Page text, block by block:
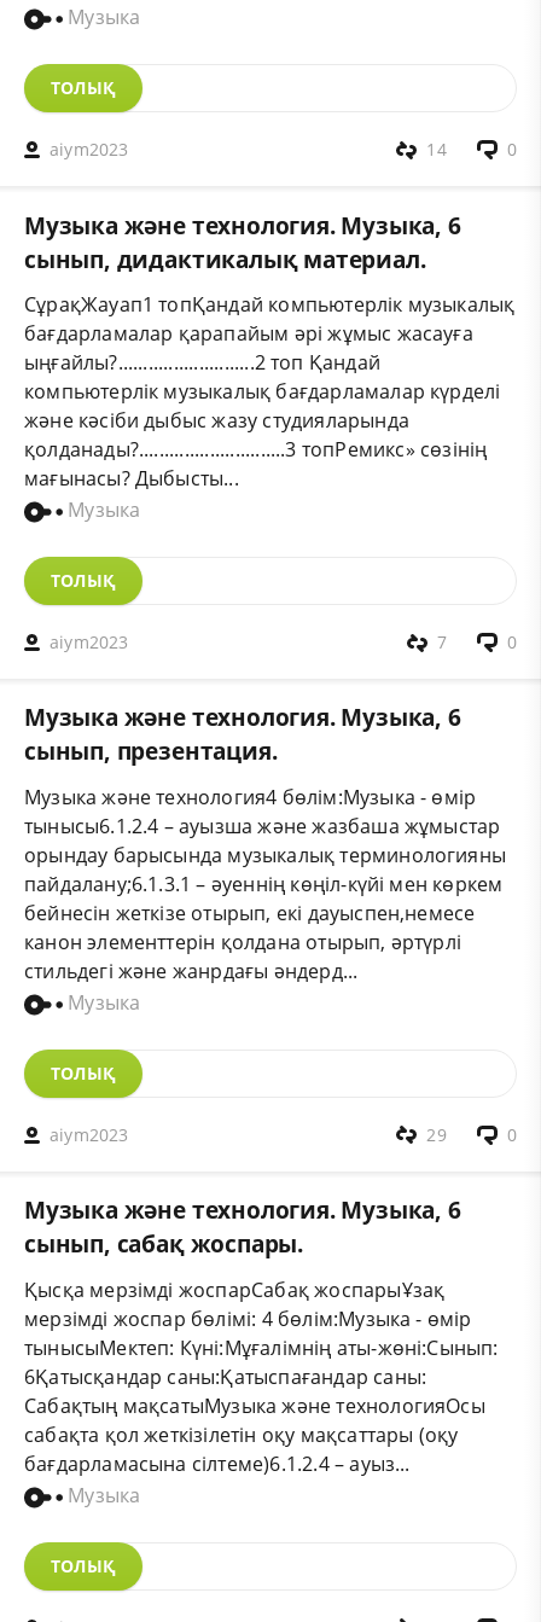
Музыка
ТОЛЫҚ
aiym2023 0
14
Музыка және технология. Музыка, 6
сынып, дидактикалық материал.
СұрақЖауап1 топҚандай компьютерлік музыкалық
бағдарламалар қарапайым әрі жұмыс жасауға
ыңғайлы?...........................2 топ Қандай
компьютерлік музыкалық бағдарламалар күрделі
және кәсіби дыбыс жазу студияларында
қолданады?.............................3 топРемикс» сөзінің
мағынасы? Дыбысты...
Музыка
ТОЛЫҚ
aiym2023 0
7
Музыка және технология. Музыка, 6
сынып, презентация.
Музыка және технология4 бөлім:Музыка - өмір
тынысы6.1.2.4 – ауызша және жазбаша жұмыстар
орындау барысында музыкалық терминологияны
пайдалану;6.1.3.1 – әуеннің көңіл-күйі мен көркем
бейнесін жеткізе отырып, екі дауыспен,немесе
канон элементтерін қолдана отырып, әртүрлі
стильдегі және жанрдағы әндерд...
Музыка
ТОЛЫҚ
aiym2023 0
29
Музыка және технология. Музыка, 6
сынып, сабақ жоспары.
Қысқа мерзімді жоспарСабақ жоспарыҰзақ
мерзімді жоспар бөлімі: 4 бөлім:Музыка - өмір
тынысыМектеп: Күні:Мұғалімнің аты-жөні:Сынып:
6Қатысқандар саны:Қатыспағандар саны:
Сабақтың мақсатыМузыка және технологияОсы
сабақта қол жеткізілетін оқу мақсаттары (оқу
бағдарламасына сілтеме)6.1.2.4 – ауыз...
Музыка
ТОЛЫҚ